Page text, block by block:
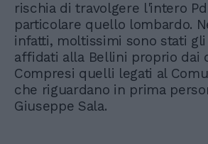
rischia di travolgere l'intero
particolare quello lombardo.
infatti, moltissimi sono stati
affidati alla Bellini proprio dai
Compresi quelli legati al
che riguardano in prima
Giuseppe Sala.